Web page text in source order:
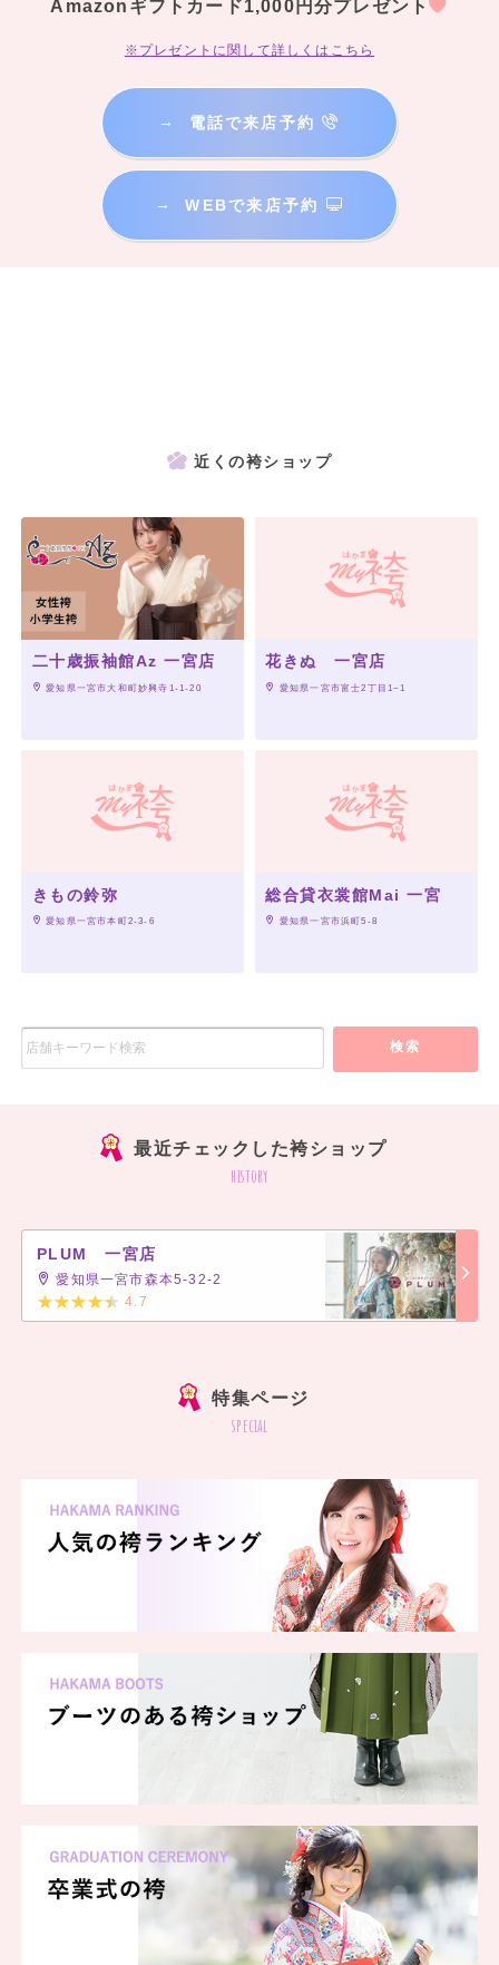
Amazonギフトカード1,000円分プレゼント
※プレゼントに関して詳しくはこちら
→ 電話で来店予約
→ WEBで来店予約
近くの袴ショップ
二十歳振袖館Az 一宮店
愛知県一宮市大和町妙興寺1-1-20
花きぬ 一宮店
愛知県一宮市富士2丁目1−1
きもの鈴弥
愛知県一宮市本町2-3-6
総合貸衣裳館Mai 一宮
愛知県一宮市浜町5-8
検索
最近チェックした袴ショップ
history
PLUM 一宮店
愛知県一宮市森本5-32-2
4.7
特集ページ
special